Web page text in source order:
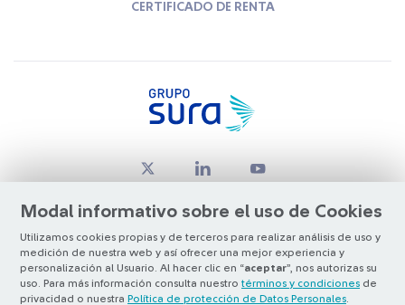
Modal informativo sobre el uso de Cookies
Utilizamos cookies propias y de terceros para realizar análisis de uso y
medición de nuestra web y así ofrecer una mejor experiencia y
personalización al Usuario. Al hacer clic en “aceptar”, nos autorizas su
uso. Para más información consulta nuestro términos y condiciones de
privacidad o nuestra Política de protección de Datos Personales
CERTIFICADO DE RENTA
© Copyright Grupo SURA 2026